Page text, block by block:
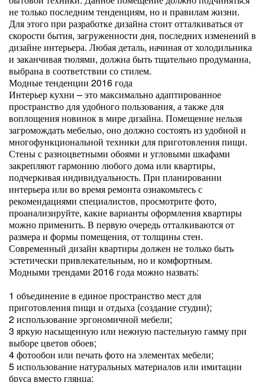
не только последним тенденциям, но и правилам жизни.
Для этого при разработке дизайна стоит отталкиваться от
скорости бытия, загруженности дня, последних изменений в
дизайне интерьера. Любая деталь, начиная от холодильника
и заканчивая тюлями, должна быть тщательно продуманна,
выбрана в соответствии со стилем.
Модные тенденции 2016 года
Интерьер кухни – это максимально адаптированное
пространство для удобного пользования, а также для
воплощения новинок в мире дизайна. Помещение нельзя
загромождать мебелью, оно должно состоять из удобной и
многофункциональной техники для приготовления пищи.
Стены с разноцветными обоями и угловыми шкафами
закрепляют гармонию любого дома или квартиры,
подчеркивая индивидуальность. При планировании
интерьера или во время ремонта ознакомьтесь с
рекомендациями специалистов, просмотрите фото,
проанализируйте, какие варианты оформления квартиры
можно применить. В первую очередь отталкиваются от
размера и формы помещения, от толщины стен.
Современный дизайн квартиры должен не только быть
эстетически привлекательным, но и комфортным.
Модными трендами 2016 года можно назвать:
1 объединение в единое пространство мест для
приготовления пищи и отдыха (создание студии);
2 использование эргономичной мебели;
3 яркую насыщенную или нежную пастельную гамму при
выборе цветов обоев;
4 фотообои или печать фото на элементах мебели;
5 использование натуральных материалов или имитации
бруса вместо глянца;